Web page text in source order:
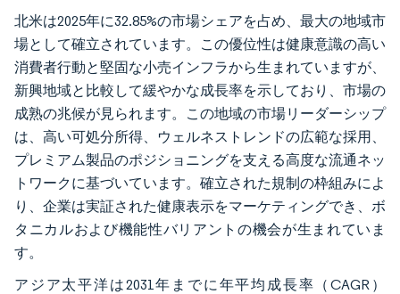
北米は2025年に32.85%の市場シェアを占め、最大の地域市
場として確立されています。この優位性は健康意識の高い
消費者行動と堅固な小売インフラから生まれていますが、
新興地域と比較して緩やかな成長率を示しており、市場の
成熟の兆候が見られます。この地域の市場リーダーシップ
は、高い可処分所得、ウェルネストレンドの広範な採用、
プレミアム製品のポジショニングを支える高度な流通ネッ
トワークに基づいています。確立された規制の枠組みによ
り、企業は実証された健康表示をマーケティングでき、ボ
タニカルおよび機能性バリアントの機会が生まれていま
す。
アジア太平洋は2031年までに年平均成長率（CAGR）